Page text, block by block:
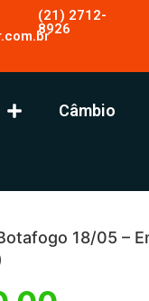
(21) 2712-
8926
Câmbio
18/05 –